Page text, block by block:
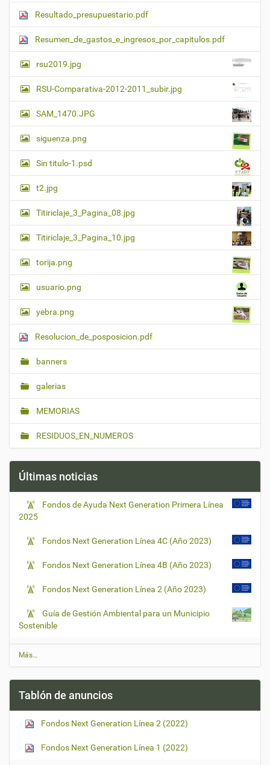
Resultado_presupuestario.pdf
Resumen_de_gastos_e_ingresos_por_capitulos.pdf
rsu2019.jpg
RSU-Comparativa-2012-2011_subir.jpg
SAM_1470.JPG
siguenza.png
Sin titulo-1.psd
t2.jpg
Titiriclaje_3_Pagina_08.jpg
Titiriclaje_3_Pagina_10.jpg
torija.png
usuario.png
yebra.png
Resolucion_de_posposicion.pdf
banners
galerias
MEMORIAS
RESIDUOS_EN_NUMEROS
Últimas noticias
Fondos de Ayuda Next Generation Primera Línea
2025
Fondos Next Generation Línea 4C (Año 2023)
Fondos Next Generation Línea 4B (Año 2023)
Fondos Next Generation Línea 2 (Año 2023)
Guía de Gestión Ambiental para un Municipio
Sostenible
Ú
l
Más…
Tablón de anuncios
Fondos Next Generation Línea 2 (2022)
Fondos Next Generation Línea 1 (2022)